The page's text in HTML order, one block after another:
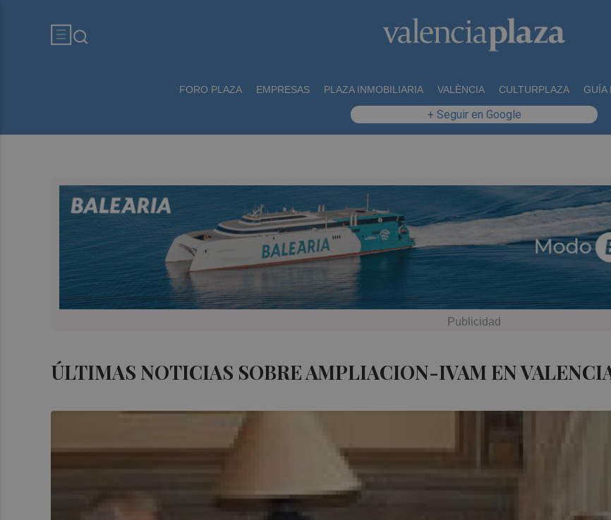
FORO PLAZA EMPRESAS PLAZA INMOBILIARIA VALÈNCIA CULTURPLAZA GUÍA
+ Seguir en Google
ÚLTIMAS NOTICIAS SOBRE AMPLIACION-IVAM EN